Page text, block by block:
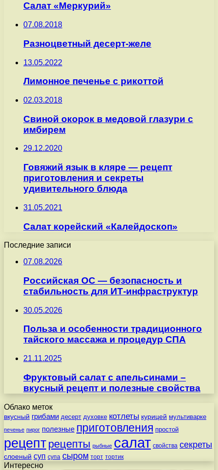
Салат «Меркурий»
07.08.2018
Разноцветный десерт-желе
13.05.2022
Лимонное печенье с рикоттой
02.03.2018
Свиной окорок в медовой глазури с
имбирем
29.12.2020
Говяжий язык в кляре — рецепт
приготовления и секреты
удивительного блюда
31.05.2021
Салат корейский «Калейдоскоп»
Последние записи
07.08.2026
Российская ОС — безопасность и
стабильность для ИТ-инфраструктур
30.05.2026
Польза и особенности традиционного
тайского массажа и процедур СПА
21.11.2025
Фруктовый салат с апельсинами –
вкусный рецепт и полезные свойства
Облако меток
вкусный грибами десерт духовке котлеты курицей мультиварке
печенье пирог полезные приготовления простой
рецепт рецепты рыбные салат свойства секреты
слоеный суп супа сыром торт тортик
Интересно